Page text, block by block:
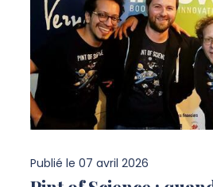
Publié le 07 avril 2026